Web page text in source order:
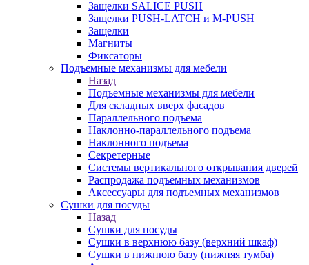
Защелки SALICE PUSH
Защелки PUSH-LATCH и M-PUSH
Защелки
Магниты
Фиксаторы
Подъемные механизмы для мебели
Назад
Подъемные механизмы для мебели
Для складных вверх фасадов
Параллельного подъема
Наклонно-параллельного подъема
Наклонного подъема
Секретерные
Системы вертикального открывания дверей
Распродажа подъемных механизмов
Аксессуары для подъемных механизмов
Сушки для посуды
Назад
Сушки для посуды
Сушки в верхнюю базу (верхний шкаф)
Сушки в нижнюю базу (нижняя тумба)